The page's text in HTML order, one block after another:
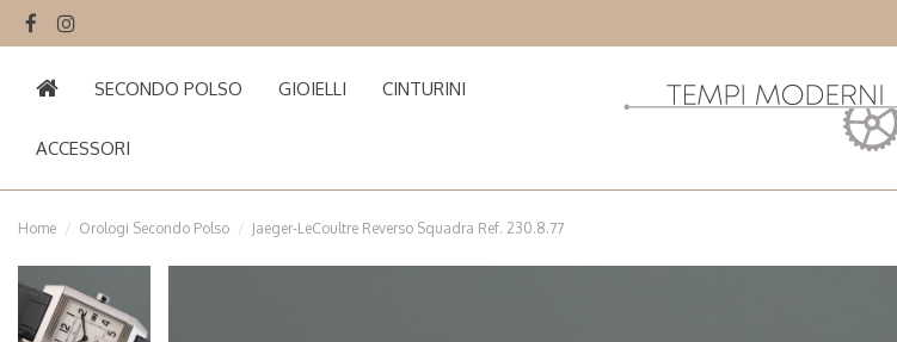
SECONDO POLSO GIOIELLI CINTURINI
ACCESSORI
Home Orologi Secondo Polso Jaeger-LeCoultre Reverso Squadra Ref. 230.8.77